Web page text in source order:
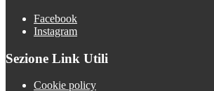
Facebook
Instagram
Sezione Link Utili
Cookie policy